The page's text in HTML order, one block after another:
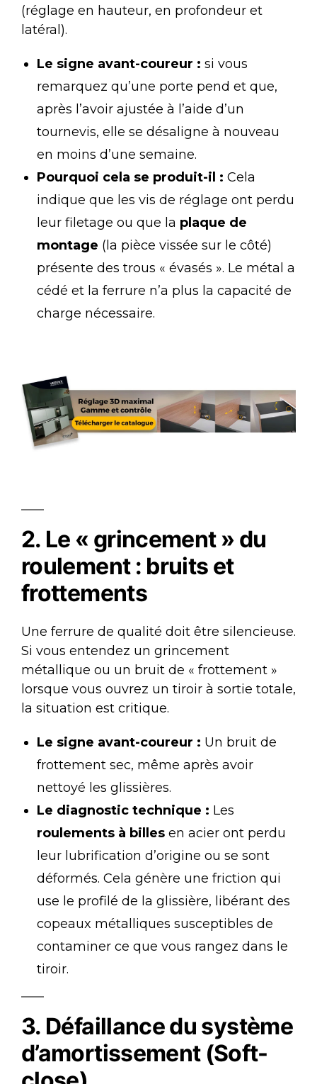
(réglage en hauteur, en profondeur et
latéral).
Le signe avant-coureur : si vous
remarquez qu’une porte pend et que,
après l’avoir ajustée à l’aide d’un
tournevis, elle se désaligne à nouveau
en moins d’une semaine.
Pourquoi cela se produit-il : Cela
indique que les vis de réglage ont perdu
leur filetage ou que la plaque de
montage (la pièce vissée sur le côté)
présente des trous « évasés ». Le métal a
cédé et la ferrure n’a plus la capacité de
charge nécessaire.
2. Le « grincement » du
roulement : bruits et
frottements
Une ferrure de qualité doit être silencieuse.
Si vous entendez un grincement
métallique ou un bruit de « frottement »
lorsque vous ouvrez un tiroir à sortie totale,
la situation est critique.
Le signe avant-coureur : Un bruit de
frottement sec, même après avoir
nettoyé les glissières.
Le diagnostic technique : Les
roulements à billes en acier ont perdu
leur lubrification d’origine ou se sont
déformés. Cela génère une friction qui
use le profilé de la glissière, libérant des
copeaux métalliques susceptibles de
contaminer ce que vous rangez dans le
tiroir.
3. Défaillance du système
d’amortissement (Soft-